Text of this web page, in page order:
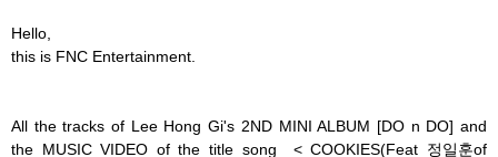
Hello,
this is FNC Entertainment.
All the tracks of Lee Hong Gi's 2ND MINI ALBUM [DO n DO] and
the MUSIC VIDEO of the title song < COOKIES(Feat 정일훈of